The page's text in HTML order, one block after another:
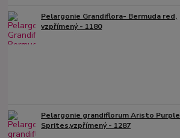
Pelargonie Grandiflora- Bermuda red,
vzpřímený - 1180
Pelargonie grandiflorum Aristo Purple
Sprites,vzpřímený - 1287